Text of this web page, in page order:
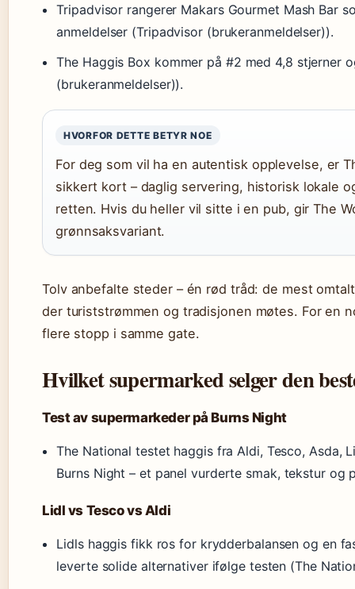
Tripadvisor rangerer Makars Gourmet Mash Bar
anmeldelser (Tripadvisor (brukeranmeldelser)).
The Haggis Box kommer på #2 med 4,8 stjerner
(brukeranmeldelser)).
HVORFOR DETTE BETYR NOE
For deg som vil ha en autentisk opplevelse, er
sikkert kort – daglig servering, historisk lokale
retten. Hvis du heller vil sitte i en pub, gir The
grønnsaksvariant.
Tolv anbefalte steder – én rød tråd: de mest
der turiststrømmen og tradisjonen møtes. For en
flere stopp i samme gate.
Hvilket supermarked selger den
Test av supermarkeder på Burns Night
The National testet haggis fra Aldi, Tesco, Asda,
Burns Night – et panel vurderte smak, tekstur og
Lidl vs Tesco vs Aldi
Lidls haggis fikk ros for krydderbalansen og en
leverte solide alternativer ifølge testen (The